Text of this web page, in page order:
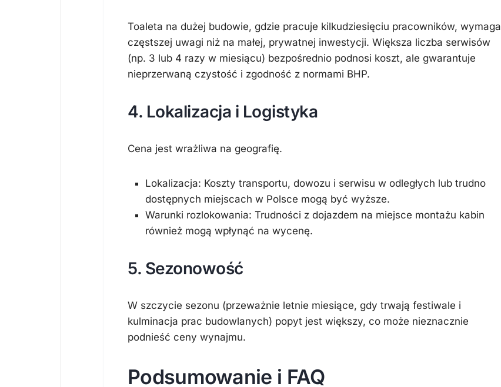
Toaleta na dużej budowie, gdzie pracuje kilkudziesięciu pracowników, wymaga
częstszej uwagi niż na małej, prywatnej inwestycji. Większa liczba serwisów
(np. 3 lub 4 razy w miesiącu) bezpośrednio podnosi koszt, ale gwarantuje
nieprzerwaną czystość i zgodność z normami BHP.
4. Lokalizacja i Logistyka
Cena jest wrażliwa na geografię.
Lokalizacja: Koszty transportu, dowozu i serwisu w odległych lub trudno
dostępnych miejscach w Polsce mogą być wyższe.
Warunki rozlokowania: Trudności z dojazdem na miejsce montażu kabin
również mogą wpłynąć na wycenę.
5. Sezonowość
W szczycie sezonu (przeważnie letnie miesiące, gdy trwają festiwale i
kulminacja prac budowlanych) popyt jest większy, co może nieznacznie
podnieść ceny wynajmu.
Podsumowanie i FAQ